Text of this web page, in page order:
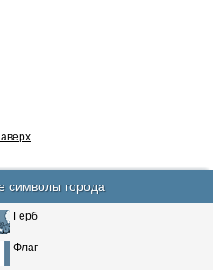
символы города
Герб
Флаг